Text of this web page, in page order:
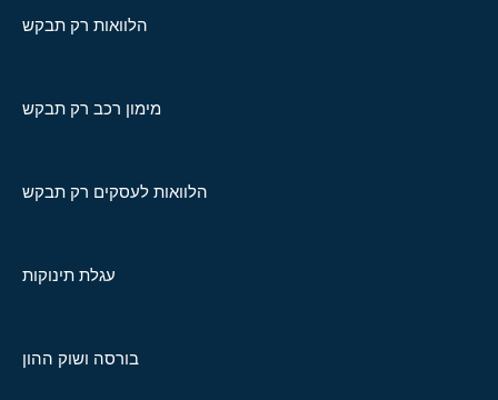
הלוואות רק תבקש
מימון רכב רק תבקש
הלוואות לעסקים רק תבקש
עגלת תינוקות
בורסה ושוק ההון